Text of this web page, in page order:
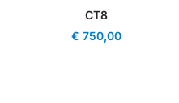
CT8
€ 750,00